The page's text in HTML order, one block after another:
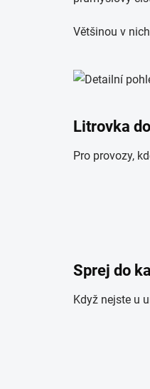
Většinou v
Litrovka
Pro provozy,
Sprej do
Když nejste u